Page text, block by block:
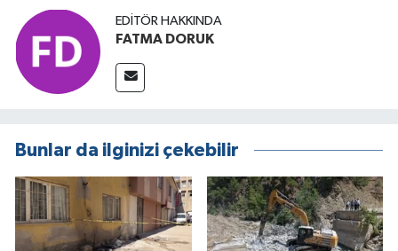
EDITÖR HAKKINDA
FATMA DORUK
Bunlar da ilginizi çekebilir